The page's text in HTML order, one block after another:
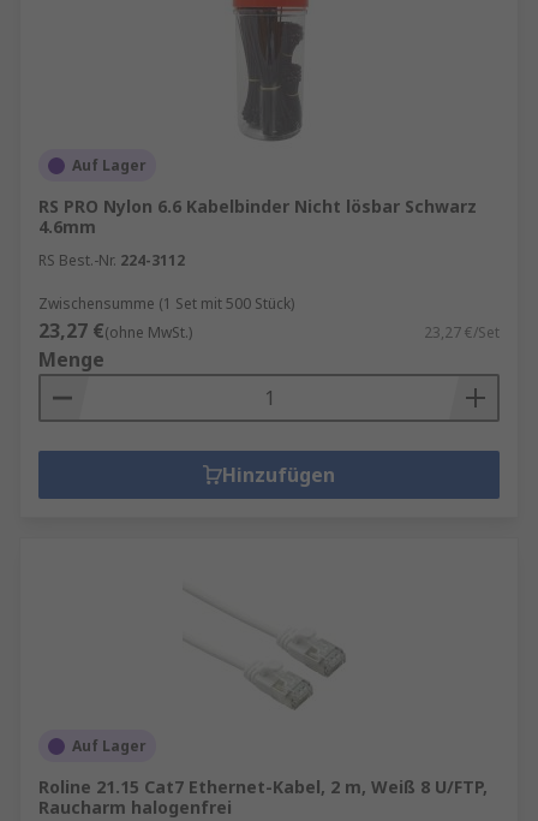
Auf Lager
RS PRO Nylon 6.6 Kabelbinder Nicht lösbar Schwarz
4.6mm
RS Best.-Nr. 224-3112
Zwischensumme (1 Set mit 500 Stück)
23,27 €(ohne MwSt.) 23,27 €/Set
Menge
Hinzufügen
Auf Lager
Roline 21.15 Cat7 Ethernet-Kabel, 2 m, Weiß 8 U/FTP,
Raucharm halogenfrei